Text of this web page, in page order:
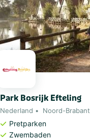
Park Bosrijk Efteling
Nederland Noord-Brabant
Pretparken
Zwembaden